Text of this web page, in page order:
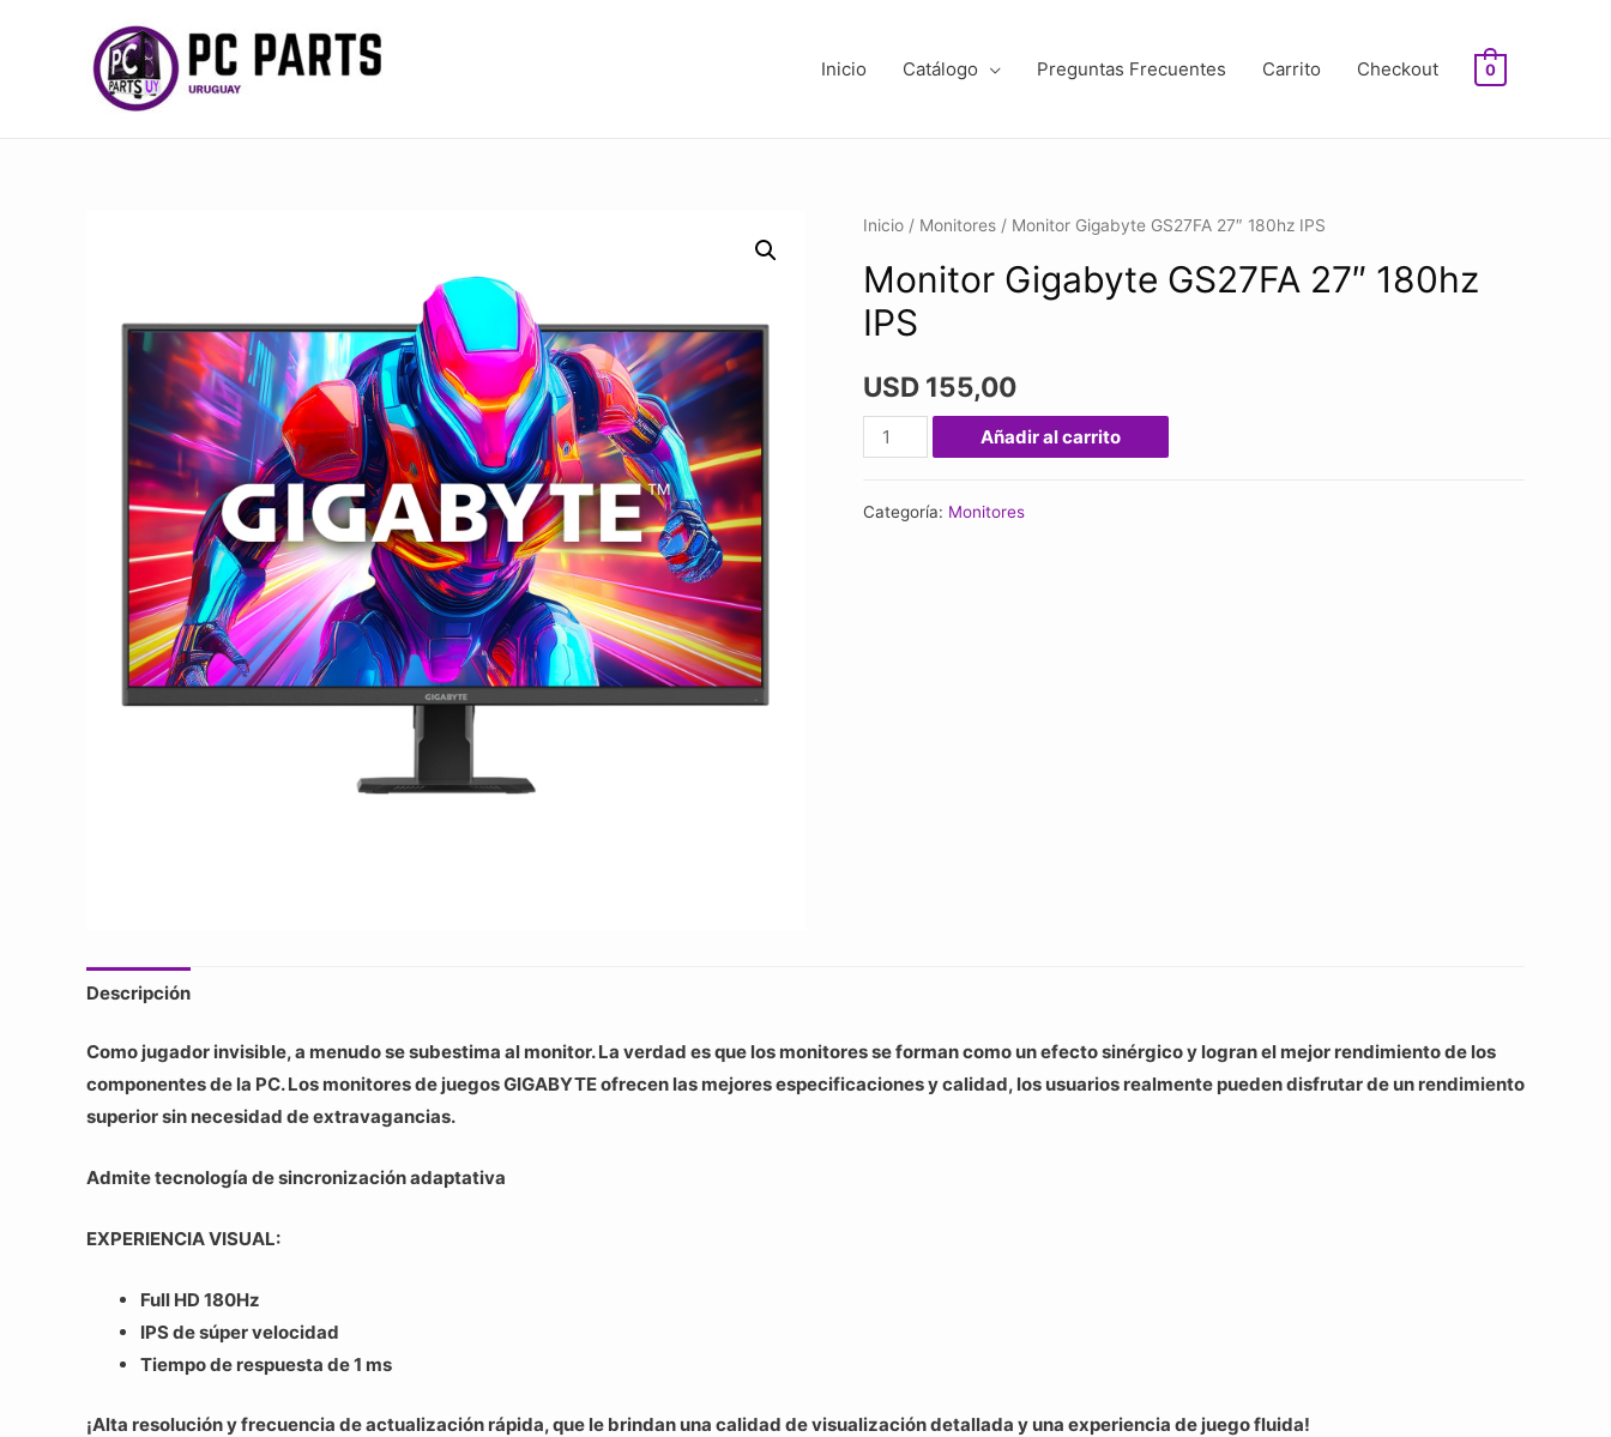
Inicio Catálogo Preguntas Frecuentes Carrito Checkout 0
Inicio / Monitores / Monitor Gigabyte GS27FA 27″ 180hz IPS
Monitor Gigabyte GS27FA 27″ 180hz
IPS
USD 155,00
Monitor
Gigabyte
Añadir al carrito
Categoría: Monitores
Descripción
Como jugador invisible, a menudo se subestima al monitor. La verdad es que los monitores se forman como un efecto sinérgico y logran el mejor rendimiento de los
componentes de la PC. Los monitores de juegos GIGABYTE ofrecen las mejores especificaciones y calidad, los usuarios realmente pueden disfrutar de un rendimiento
superior sin necesidad de extravagancias.
Admite tecnología de sincronización adaptativa
EXPERIENCIA VISUAL:
Full HD 180Hz
IPS de súper velocidad
Tiempo de respuesta de 1 ms
¡Alta resolución y frecuencia de actualización rápida, que le brindan una calidad de visualización detallada y una experiencia de juego fluida!